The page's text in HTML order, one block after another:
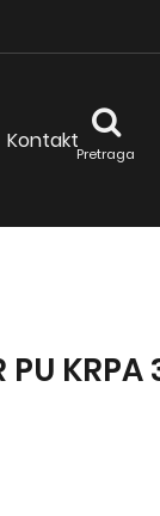
Kontakt
Pretraga
PU